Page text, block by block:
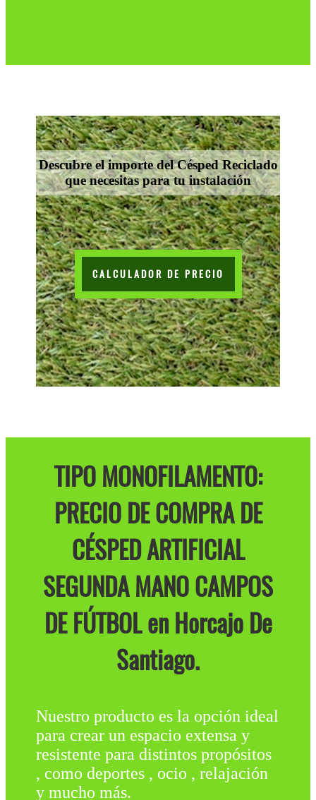
Descubre el importe del Césped Reciclado
que necesitas para tu instalación
CALCULADOR DE PRECIO
TIPO MONOFILAMENTO:
PRECIO DE COMPRA DE
CÉSPED ARTIFICIAL
SEGUNDA MANO CAMPOS
DE FÚTBOL en Horcajo De
Santiago.
Nuestro producto es la opción ideal
para crear un espacio extensa y
resistente para distintos propósitos
, como deportes , ocio , relajación
y mucho más.